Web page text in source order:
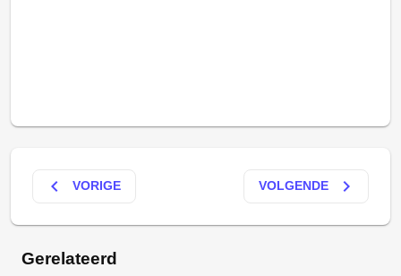
keyboard_arrow_left VORIGE VOLGENDE keyboard_arrow_right
Gerelateerd